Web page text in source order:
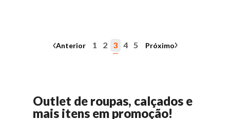
Anterior 1 2 3 4 5 Próximo
Outlet de roupas, calçados e
mais itens em promoção!